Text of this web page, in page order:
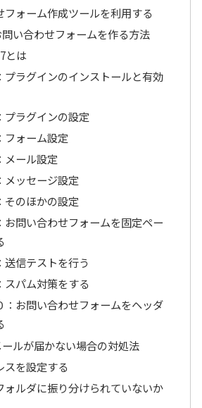
フォーム作成ツールを利用する
い合わせフォームを作る方法
とは
プラグインのインストールと有効
プラグインの設定
フォーム設定
メール設定
メッセージ設定
そのほかの設定
お問い合わせフォームを固定ペー
送信テストを行う
スパム対策をする
：お問い合わせフォームをヘッダ
ルが届かない場合の対処法
スを設定する
ォルダに振り分けられていないか